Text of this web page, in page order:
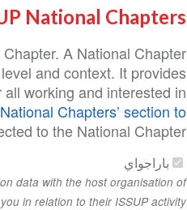
National Chapters
A National Chapter
and context. It provides
working and interested in
Chapters’ section to
to the National Chapter:
باراجواي
data with the host organisation of
in relation to their ISSUP activity.